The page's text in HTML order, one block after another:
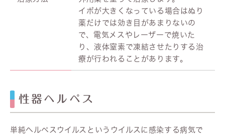
イボが大きくなっている場合はぬり
薬だけでは効き目があまりないの
で、電気メスやレーザーで焼いた
り、液体窒素で凍結させたりする治
療が行われることがあります。
性器ヘルペス
単純ヘルペスウイルスというウイルスに感染する病気で